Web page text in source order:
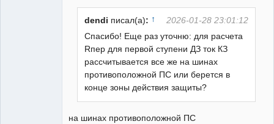
dendi писал(а): ↑
2026-01-28 23:01:12
Спасибо! Еще раз уточню: для расчета
Rпер для первой ступени ДЗ ток КЗ
рассчитывается все же на шинах
противоположной ПС или берется в
конце зоны действия защиты?
на шинах противоположной ПС